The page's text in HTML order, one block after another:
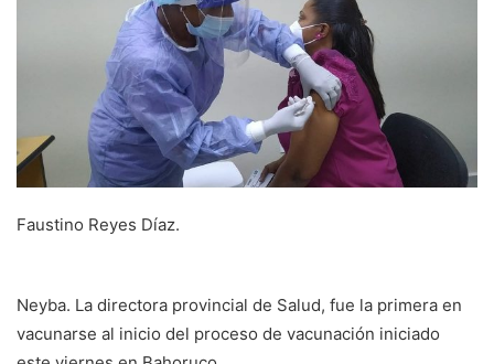
Faustino Reyes Díaz.
Neyba. La directora provincial de Salud, fue la primera en
vacunarse al inicio del proceso de vacunación iniciado